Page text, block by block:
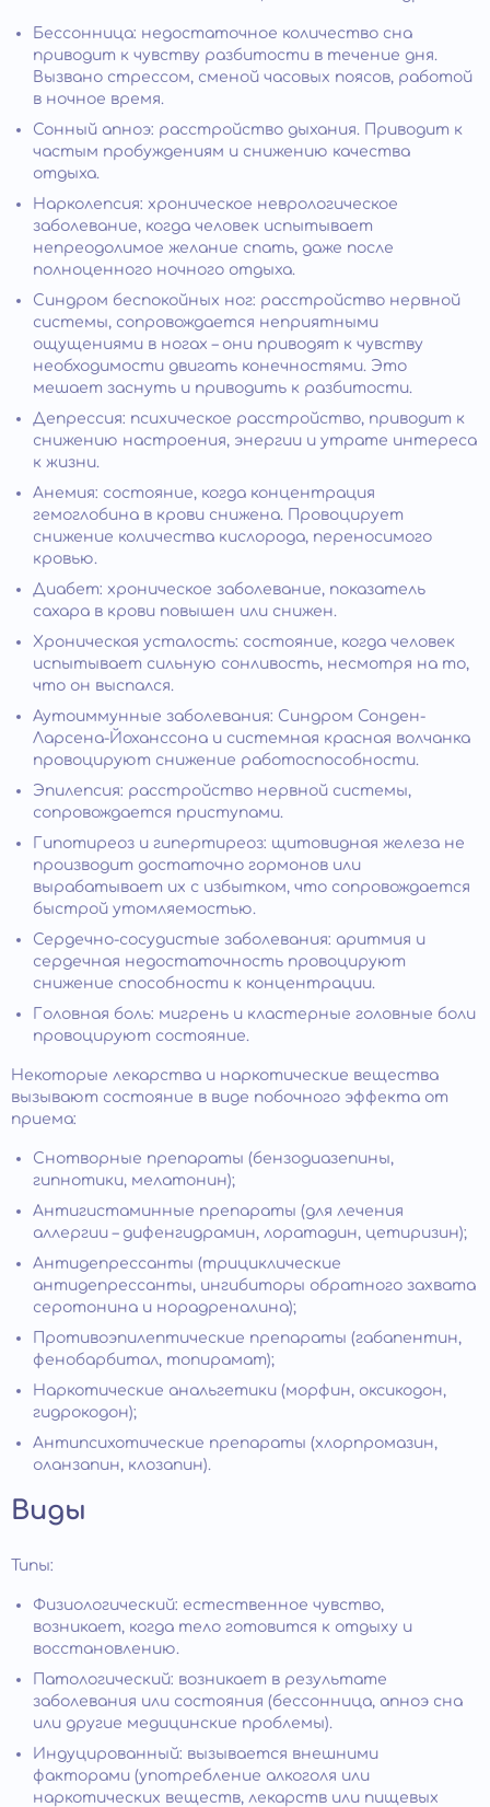
Бессонница: недостаточное количество сна
приводит к чувству разбитости в течение дня.
Вызвано стрессом, сменой часовых поясов, работой
в ночное время.
Сонный апноэ: расстройство дыхания. Приводит к
частым пробуждениям и снижению качества
отдыха.
Нарколепсия: хроническое неврологическое
заболевание, когда человек испытывает
непреодолимое желание спать, даже после
полноценного ночного отдыха.
Синдром беспокойных ног: расстройство нервной
системы, сопровождается неприятными
ощущениями в ногах – они приводят к чувству
необходимости двигать конечностями. Это
мешает заснуть и приводить к разбитости.
Депрессия: психическое расстройство, приводит к
снижению настроения, энергии и утрате интереса
к жизни.
Анемия: состояние, когда концентрация
гемоглобина в крови снижена. Провоцирует
снижение количества кислорода, переносимого
кровью.
Диабет: хроническое заболевание, показатель
сахара в крови повышен или снижен.
Хроническая усталость: состояние, когда человек
испытывает сильную сонливость, несмотря на то,
что он выспался.
Аутоиммунные заболевания: Синдром Сонден-
Ларсена-Йоханссона и системная красная волчанка
провоцируют снижение работоспособности.
Эпилепсия: расстройство нервной системы,
сопровождается приступами.
Гипотиреоз и гипертиреоз: щитовидная железа не
производит достаточно гормонов или
вырабатывает их с избытком, что сопровождается
быстрой утомляемостью.
Сердечно-сосудистые заболевания: аритмия и
сердечная недостаточность провоцируют
снижение способности к концентрации.
Головная боль: мигрень и кластерные головные боли
провоцируют состояние.
Некоторые лекарства и наркотические вещества
вызывают состояние в виде побочного эффекта от
приема:
Снотворные препараты (бензодиазепины,
гипнотики, мелатонин);
Антигистаминные препараты (для лечения
аллергии – дифенгидрамин, лоратадин, цетиризин);
Антидепрессанты (трициклические
антидепрессанты, ингибиторы обратного захвата
серотонина и норадреналина);
Противоэпилептические препараты (габапентин,
фенобарбитал, топирамат);
Наркотические анальгетики (морфин, оксикодон,
гидрокодон);
Антипсихотические препараты (хлорпромазин,
оланзапин, клозапин).
Виды
Типы:
Физиологический: естественное чувство,
возникает, когда тело готовится к отдыху и
восстановлению.
Патологический: возникает в результате
заболевания или состояния (бессонница, апноэ сна
или другие медицинские проблемы).
Индуцированный: вызывается внешними
факторами (употребление алкоголя или
наркотических веществ, лекарств или пищевых